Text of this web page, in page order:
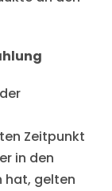
Zeitpunkt
in den
hat, gelten